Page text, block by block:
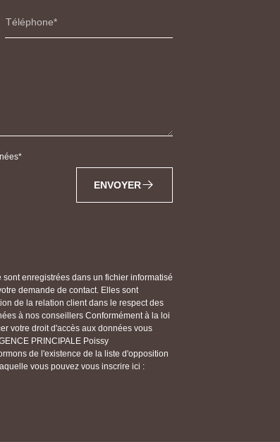
Téléphone
ENVOYER
enregistrées dans un fichier informatisé
demande de contact. Elles sont
de la relation client dans le respect des
à nos conseillers Conformément à la loi
votre droit d'accès aux données vous
PRINCIPALE Poissy
de l'existence de la liste d'opposition
vous pouvez vous inscrire ici :